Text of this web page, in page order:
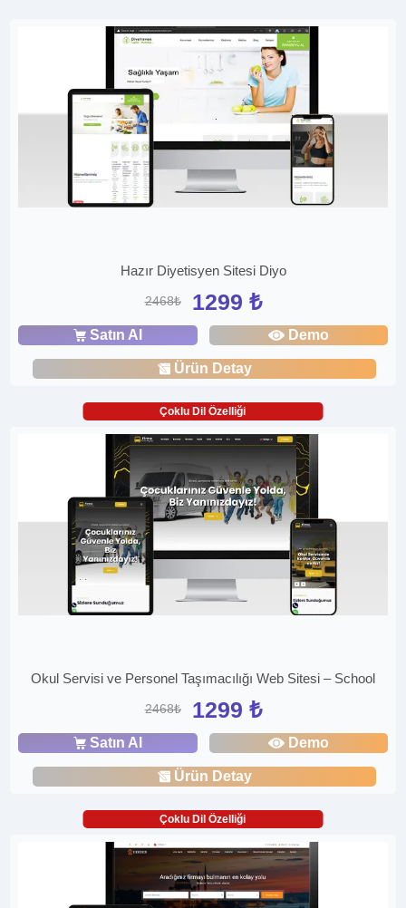
Hazır Diyetisyen Sitesi Diyo
2468₺ 1299 ₺
Satın Al Demo
Ürün Detay
Çoklu Dil Özelliği
Okul Servisi ve Personel Taşımacılığı Web Sitesi – School
2468₺ 1299 ₺
Satın Al Demo
Ürün Detay
Çoklu Dil Özelliği